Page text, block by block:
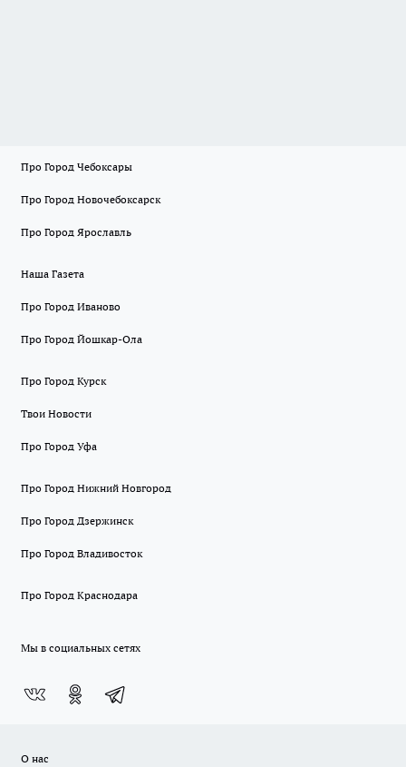
Про Город Чебоксары
Про Город Новочебоксарск
Про Город Ярославль
Наша Газета
Про Город Иваново
Про Город Йошкар-Ола
Про Город Курск
Твои Новости
Про Город Уфа
Про Город Нижний Новгород
Про Город Дзержинск
Про Город Владивосток
Про Город Краснодара
Мы в социальных сетях
О нас